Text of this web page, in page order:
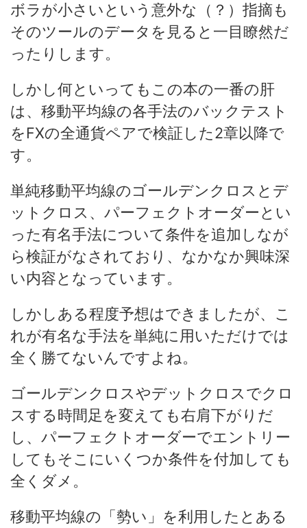
ボラが小さいという意外な（？）指摘も
そのツールのデータを見ると一目瞭然だ
ったりします。
しかし何といってもこの本の一番の肝
は、移動平均線の各手法のバックテスト
をFXの全通貨ペアで検証した2章以降で
す。
単純移動平均線のゴールデンクロスとデ
ットクロス、パーフェクトオーダーとい
った有名手法について条件を追加しなが
ら検証がなされており、なかなか興味深
い内容となっています。
しかしある程度予想はできましたが、こ
れが有名な手法を単純に用いただけでは
全く勝てないんですよね。
ゴールデンクロスやデットクロスでクロ
スする時間足を変えても右肩下がりだ
し、パーフェクトオーダーでエントリー
してもそこにいくつか条件を付加しても
全くダメ。
移動平均線の「勢い」を利用したとある